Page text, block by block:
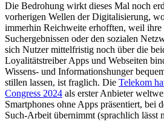
Die Bedrohung wirkt dieses Mal noch
vorherigen Wellen der Digitalisierung,
immerhin Reichweite erhofften, weil ihre
Suchergebnissen oder den sozialen
sich Nutzer mittelfristig noch über die
Loyalitätstreiber Apps und Webseiten
Wissens- und Informationshunger
stillen lassen, ist fraglich. Die Telekom
Congress 2024 als erster Anbieter
Smartphones ohne Apps präsentiert, bei
Such-Arbeit übernimmt (sprachlich lässt